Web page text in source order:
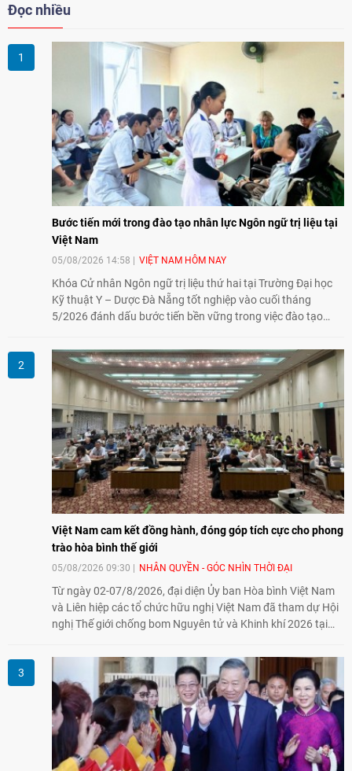
Đọc nhiều
Bước tiến mới trong đào tạo nhân lực Ngôn ngữ trị liệu tại
Việt Nam
05/08/2026 14:58 VIỆT NAM HÔM NAY
Khóa Cử nhân Ngôn ngữ trị liệu thứ hai tại Trường Đại học
Kỹ thuật Y – Dược Đà Nẵng tốt nghiệp vào cuối tháng
5/2026 đánh dấu bước tiến bền vững trong việc đào tạo
tại Việt Nam.
Việt Nam cam kết đồng hành, đóng góp tích cực cho phong
trào hòa bình thế giới
05/08/2026 09:30 NHÂN QUYỀN - GÓC NHÌN THỜI ĐẠI
Từ ngày 02-07/8/2026, đại diện Ủy ban Hòa bình Việt Nam
và Liên hiệp các tổ chức hữu nghị Việt Nam đã tham dự Hội
nghị Thế giới chống bom Nguyên tử và Khinh khí 2026 tại
đồng hành cùng với phong trào hoà bình của nhân dân
Nhật Bản và thế giới ủng hộ giải trừ vũ khí hạt nhân của Việt
Nam.